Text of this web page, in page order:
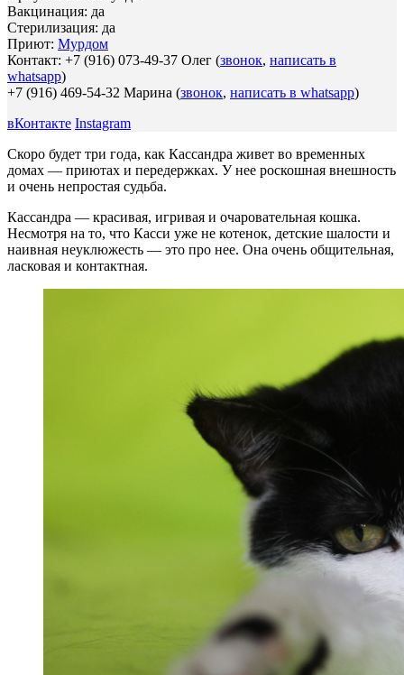
Вакцинация: да
Стерилизация: да
Приют: Мурдом
Контакт: +7 (916) 073-49-37 Олег (звонок, написать в
whatsapp)
+7 (916) 469-54-32 Марина (звонок, написать в whatsapp)
вКонтакте Instagram
Скоро будет три года, как Кассандра живет во временных
домах — приютах и передержках. У нее роскошная внешность
и очень непростая судьба.
Кассандра — красивая, игривая и очаровательная кошка.
Несмотря на то, что Касси уже не котенок, детские шалости и
наивная неуклюжесть — это про нее. Она очень общительная,
ласковая и контактная.